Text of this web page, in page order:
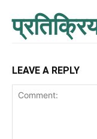
LEAVE A REPLY